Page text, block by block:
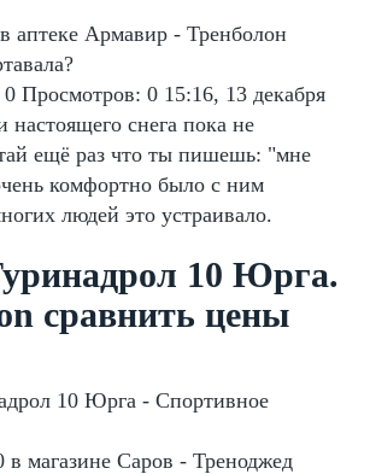
аптеке Армавир - Тренболон
Просмотров: 0 15:16, 13 декабря
настоящего снега пока не
ещё раз что ты пишешь: "мне
комфортно было с ним
людей это устраивало.
10 Юрга.
сравнить цены
10 Юрга - Спортивное
в магазине Саров - Треноджед